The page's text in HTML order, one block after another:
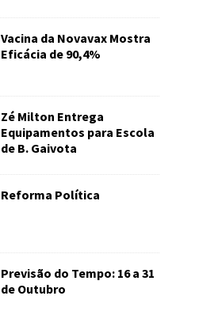
Vacina da Novavax Mostra
Eficácia de 90,4%
Zé Milton Entrega
Equipamentos para Escola
de B. Gaivota
Reforma Política
Previsão do Tempo: 16 a 31
de Outubro